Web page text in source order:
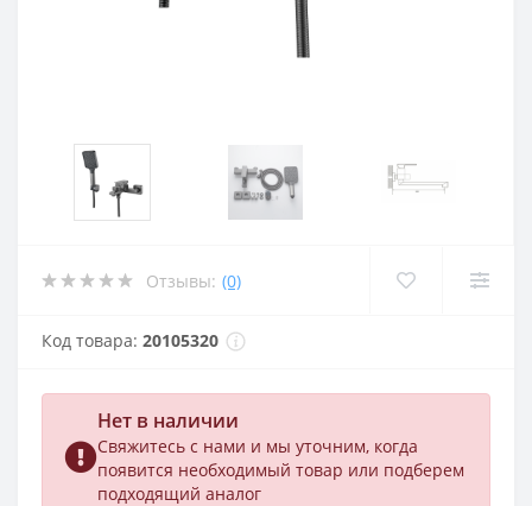
Отзывы: (0)
Код товара: 20105320
Нет в наличии
Свяжитесь с нами и мы уточним, когда
появится необходимый товар или подберем
подходящий аналог